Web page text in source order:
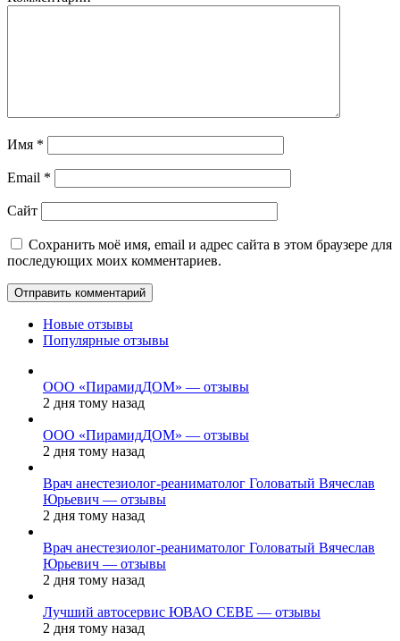
Имя *
Email *
Сайт
Сохранить моё имя, email и адрес сайта в этом браузере для
последующих моих комментариев.
Новые отзывы
Популярные отзывы
ООО «ПирамидДОМ» — отзывы
2 дня тому назад
ООО «ПирамидДОМ» — отзывы
2 дня тому назад
Врач анестезиолог-реаниматолог Головатый Вячеслав
Юрьевич — отзывы
2 дня тому назад
Врач анестезиолог-реаниматолог Головатый Вячеслав
Юрьевич — отзывы
2 дня тому назад
Лучший автосервис ЮВАО CEBE — отзывы
2 дня тому назад